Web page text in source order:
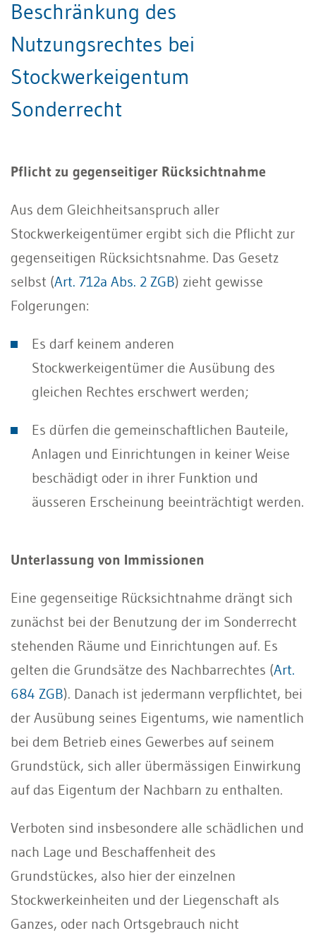
Beschränkung des
Nutzungsrechtes bei
Stockwerkeigentum
Sonderrecht
Pflicht zu gegenseitiger Rücksichtnahme
Aus dem Gleichheitsanspruch aller
Stockwerkeigentümer ergibt sich die Pflicht zur
gegenseitigen Rücksichtsnahme. Das Gesetz
selbst (Art. 712a Abs. 2 ZGB) zieht gewisse
Folgerungen:
Es darf keinem anderen
Stockwerkeigentümer die Ausübung des
gleichen Rechtes erschwert werden;
Es dürfen die gemeinschaftlichen Bauteile,
Anlagen und Einrichtungen in keiner Weise
beschädigt oder in ihrer Funktion und
äusseren Erscheinung beeinträchtigt werden.
Unterlassung von Immissionen
Eine gegenseitige Rücksichtnahme drängt sich
zunächst bei der Benutzung der im Sonderrecht
stehenden Räume und Einrichtungen auf. Es
gelten die Grundsätze des Nachbarrechtes (Art.
684 ZGB). Danach ist jedermann verpflichtet, bei
der Ausübung seines Eigentums, wie namentlich
bei dem Betrieb eines Gewerbes auf seinem
Grundstück, sich aller übermässigen Einwirkung
auf das Eigentum der Nachbarn zu enthalten.
Verboten sind insbesondere alle schädlichen und
nach Lage und Beschaffenheit des
Grundstückes, also hier der einzelnen
Stockwerkeinheiten und der Liegenschaft als
Ganzes, oder nach Ortsgebrauch nicht